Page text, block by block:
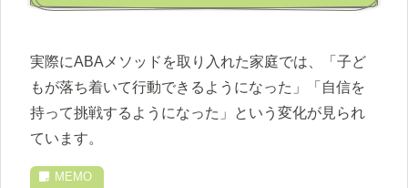
実際にABAメソッドを取り入れた家庭では、「子ど
もが落ち着いて行動できるようになった」「自信を
持って挑戦するようになった」という変化が見られ
ています。